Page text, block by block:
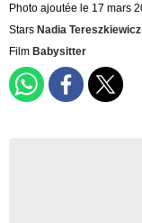
Photo ajoutée le 17 mars
Stars Nadia Tereszkiewicz
Film Babysitter